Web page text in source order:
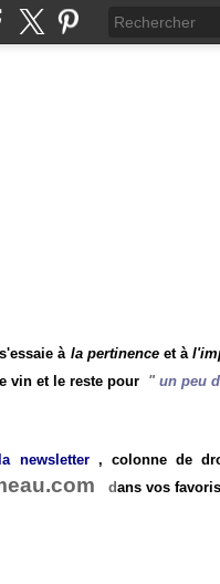
à la pertinenceet à
vin et le reste pour "un peu
newsletter, colonne de
dans vos